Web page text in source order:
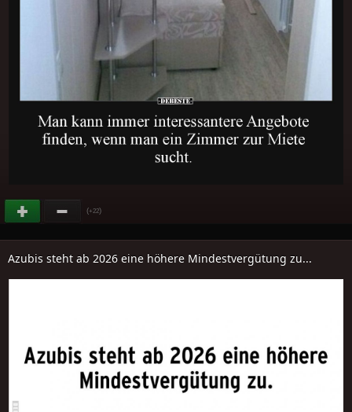
(+22)
Azubis steht ab 2026 eine höhere Mindestvergütung zu...